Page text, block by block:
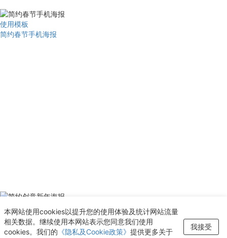
使用模板
简约春节手机海报
使用模板
简约创意新年海报
新增至“收藏夹”
本网站使用cookies以提升您的使用体验及统计网站流量
相关数据。继续使用本网站表示您同意我们使用
cookies。我们的 《隐私及Cookie政策》 提供更多关于
我接受